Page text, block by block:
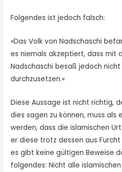
Folgendes ist jedoch falsch:
»Das Volk von Nadschaschi
es niemals akzeptiert, dass mit
Nadschaschi besaß jedoch
durchzusetzen.«
Diese Aussage ist nicht richtig,
dies sagen zu können, muss
werden, dass die islamischen
er diese trotz dessen aus
es gibt keine gültigen Beweise
folgendes: Nicht alle